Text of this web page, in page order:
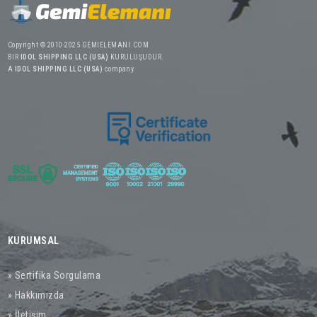
Copyright © 2010-2025 GEMIELEMANI.COM
BIR
IDOL SHIPPING LLC (USA) KURULUŞUDUR.
A
IDOL SHIPPING LLC (USA) company.
KURUMSAL
» Sertifika Sorgulama
» Hakkımızda